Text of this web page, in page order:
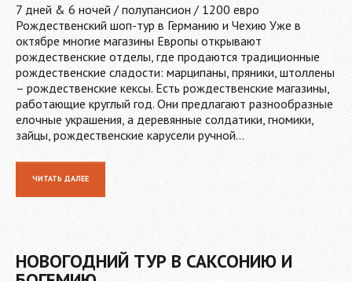
7 дней & 6 ночей / полупансион / 1200 евро
Рождественский шоп-тур в Германию и Чехию Уже в
октябре многие магазины Европы открывают
рождественские отделы, где продаются традиционные
рождественские сладости: марципаны, пряники, штоллены
– рождественские кексы. Есть рождественские магазины,
работающие круглый год. Они предлагают разнообразные
елочные украшения, а деревянные солдатики, гномики,
зайцы, рождественские карусели ручной…
ЧИТАТЬ ДАЛЕЕ
НОВОГОДНИЙ ТУР В САКСОНИЮ И